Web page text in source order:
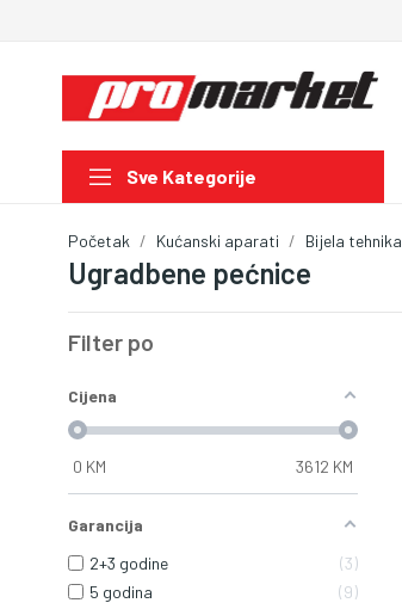
Sve Kategorije
Ugradbene pećnice
Početak Kućanski aparati Bijela tehnika
Filter po
Cijena
0 KM 3612 KM
Garancija
2+3 godine
3
5 godina
9